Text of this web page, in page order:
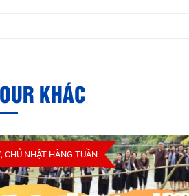
KHÁC
CHỦ NHẬT HÀNG TUẦN